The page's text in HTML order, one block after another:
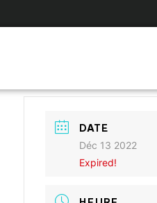
DATE
Déc 13 2022
Expired!